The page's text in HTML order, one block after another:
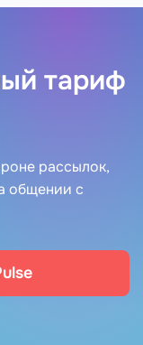
тариф
рассылок,
общении с